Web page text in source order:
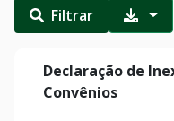
Filtrar
Declaração de
Convênios